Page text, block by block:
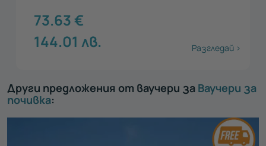
55.22€
108лв. Разгледай >
Други предложения от ваучери за Ваучери за
почивка: